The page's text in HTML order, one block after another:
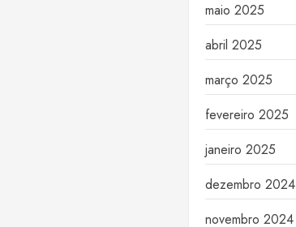
maio 2025
abril 2025
março 2025
fevereiro 2025
janeiro 2025
dezembro 2024
novembro 2024